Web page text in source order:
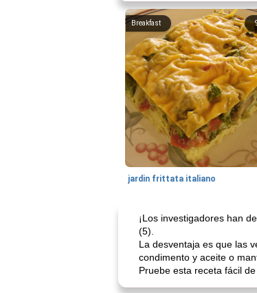
Breakfast
jardin frittata italiano
¡Los investigadores han
(5).
La desventaja es que las
condimento y aceite o
Pruebe esta receta fácil